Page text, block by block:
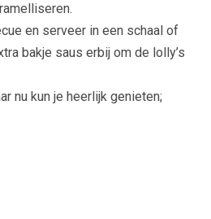
en serveer in een schaal of
bakje saus erbij om de lolly’s
nu kun je heerlijk genieten;